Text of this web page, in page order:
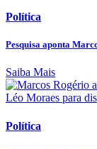
Política
Pesquisa aponta
Saiba Mais
Política